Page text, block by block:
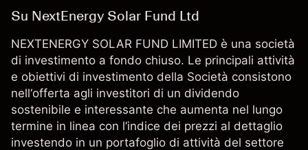
Su NextEnergy Solar Fund Ltd
NEXTENERGY SOLAR FUND LIMITED è una società
di investimento a fondo chiuso. Le principali attività
e obiettivi di investimento della Società consistono
nell‘offerta agli investitori di un dividendo
sostenibile e interessante che aumenta nel lungo
termine in linea con l‘indice dei prezzi al dettaglio
investendo in un portafoglio di attività del settore